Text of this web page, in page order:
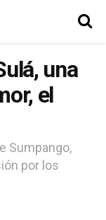
una
el
Sumpango,
por los